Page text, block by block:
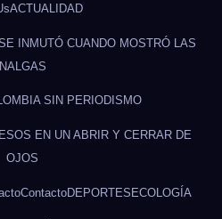
ACTUALIDAD
INMUTÓ CUANDO MOSTRÓ LAS
NALGAS
SIN PERIODISMO
EN UN ABRIR Y CERRAR DE
OJOS
ContactoDEPORTES ECOLOGÍA